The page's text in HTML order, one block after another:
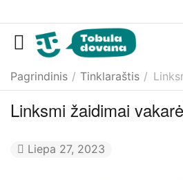
Pagrindinis / Tinklaraštis /
Linksmi žaidimai
Liepa 27, 2023